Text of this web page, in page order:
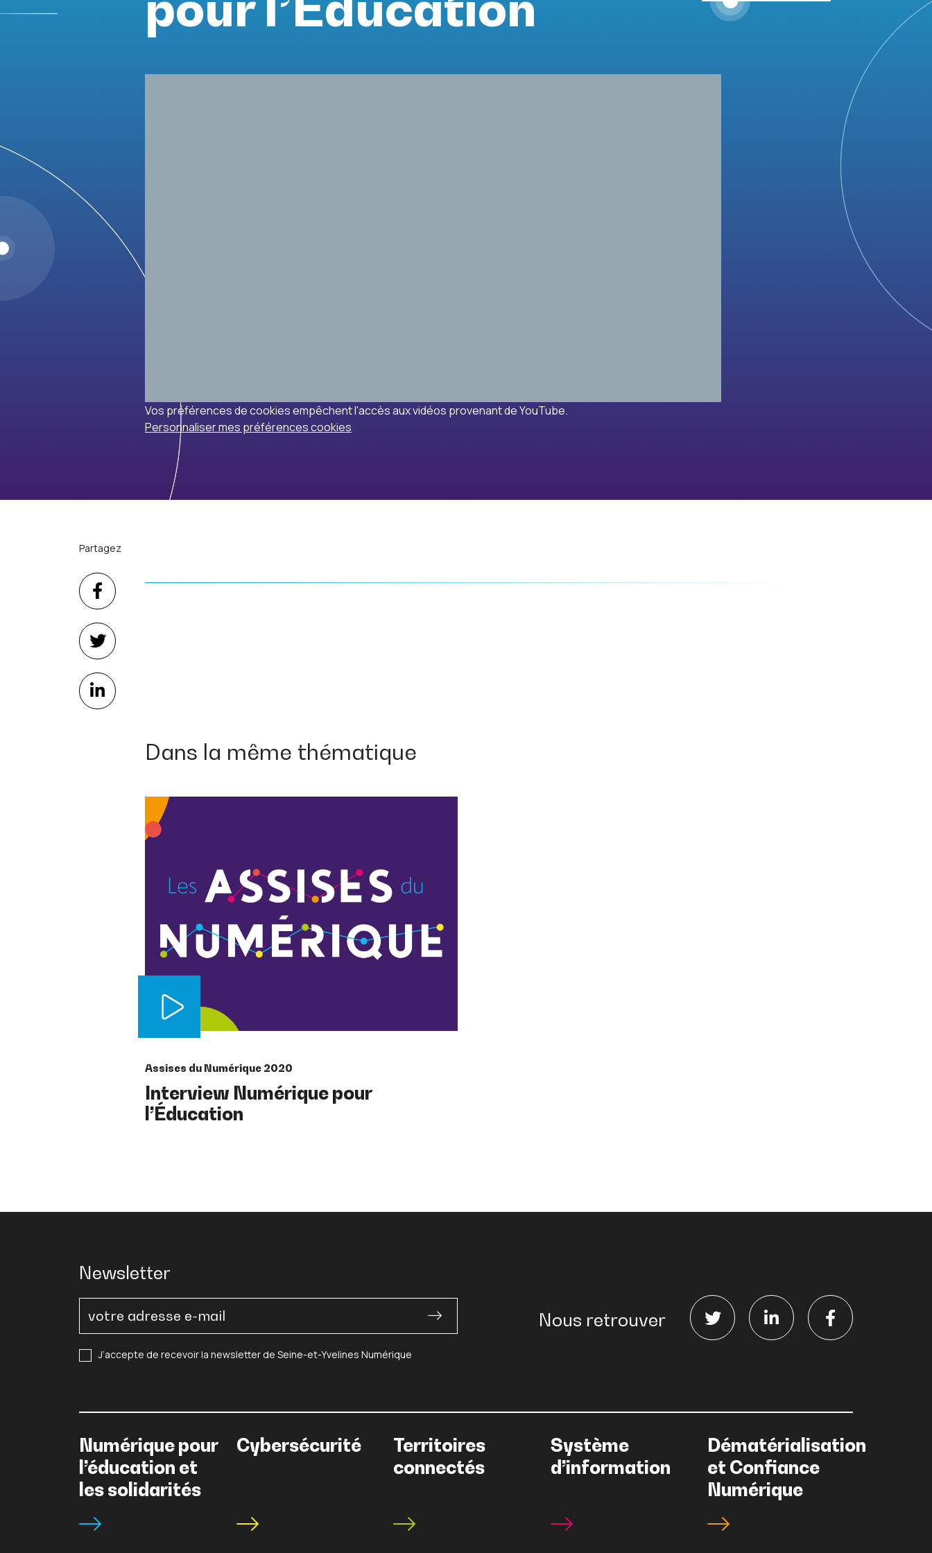
Vos préférences de cookies empêchent l'accès aux vidéos provenant de YouTube.
Personnaliser mes préférences cookies
Partagez
Dans la même thématique
Assises du Numérique 2020
Interview Numérique pour
l’Éducation
Newsletter
J’accepte de recevoir la newsletter de Seine-et-Yvelines Numérique
Nous retrouver
Numérique pour
l’éducation et
les solidarités
Cybersécurité
Territoires
connectés
Système
d’information
Dématérialisation
et Confiance
Numérique